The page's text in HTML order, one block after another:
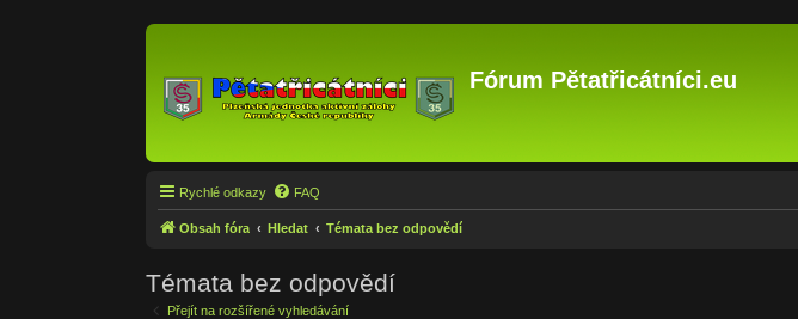
Fórum Pětatřicátníci.eu
Rychlé odkazy FAQ
Obsah fóra Hledat Témata bez odpovědí
Témata bez odpovědí
Přejít na rozšířené vyhledávání